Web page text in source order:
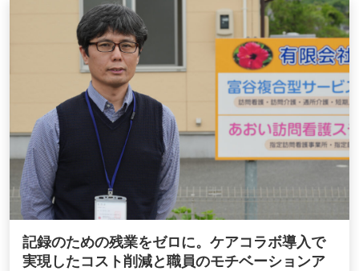
記録のための残業をゼロに。ケアコラボ導入で
実現したコスト削減と職員のモチベーションア